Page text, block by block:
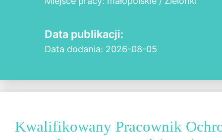
Data publikacji:
Data dodania: 2026-08-05
Kwalifikowany Pracownik